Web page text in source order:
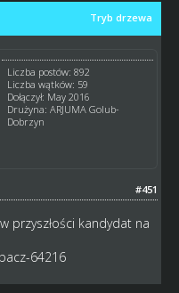
Tryb drzewa
Liczba postów: 892
Liczba wątków: 59
Dołączył: May 2016
Drużyna: ARJUMA Golub-
Dobrzyn
#451
przyszłości kandydat na
64216